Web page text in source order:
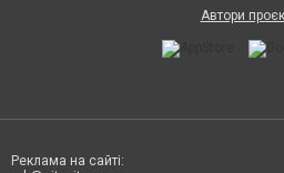
Автори
Реклама на сайті: